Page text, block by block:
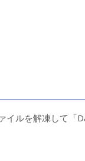
ルを解凍して「